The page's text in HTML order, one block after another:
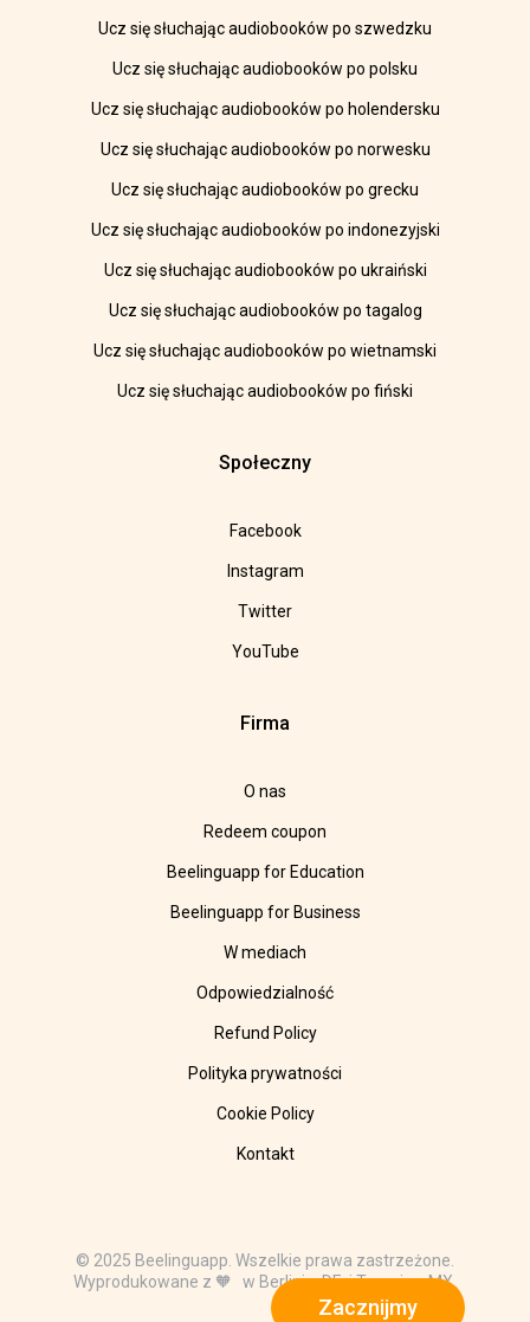
Zacznijmy
Ucz się słuchając audiobooków po szwedzku
Ucz się słuchając audiobooków po polsku
Ucz się słuchając audiobooków po holendersku
Ucz się słuchając audiobooków po norwesku
Ucz się słuchając audiobooków po grecku
Ucz się słuchając audiobooków po indonezyjski
Ucz się słuchając audiobooków po ukraiński
Ucz się słuchając audiobooków po tagalog
Ucz się słuchając audiobooków po wietnamski
Ucz się słuchając audiobooków po fiński
Społeczny
Facebook
Instagram
Twitter
YouTube
Firma
O nas
Redeem coupon
Beelinguapp for Education
Beelinguapp for Business
W mediach
Odpowiedzialność
Refund Policy
Polityka prywatności
Cookie Policy
Kontakt
© 2025 Beelinguapp. Wszelkie prawa zastrzeżone.
Wyprodukowane z 🧡 w Berlinie, DE, i Tampico, MX.